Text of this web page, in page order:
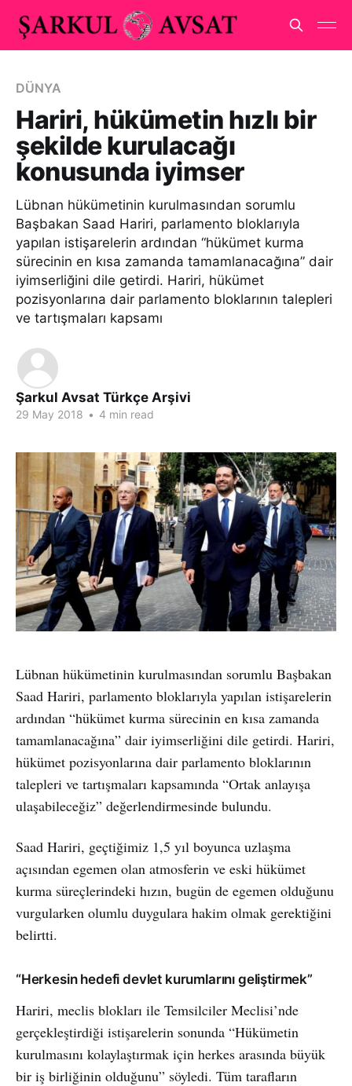
DÜNYA
Hariri, hükümetin hızlı bir
şekilde kurulacağı
konusunda iyimser
Lübnan hükümetinin kurulmasından sorumlu
Başbakan Saad Hariri, parlamento bloklarıyla
yapılan istişarelerin ardından “hükümet kurma
sürecinin en kısa zamanda tamamlanacağına” dair
iyimserliğini dile getirdi. Hariri, hükümet
pozisyonlarına dair parlamento bloklarının talepleri
ve tartışmaları kapsamı
Şarkul Avsat Türkçe Arşivi
29 May 2018 • 4 min read
Lübnan hükümetinin kurulmasından sorumlu Başbakan
Saad Hariri, parlamento bloklarıyla yapılan istişarelerin
ardından “hükümet kurma sürecinin en kısa zamanda
tamamlanacağına” dair iyimserliğini dile getirdi. Hariri,
hükümet pozisyonlarına dair parlamento bloklarının
talepleri ve tartışmaları kapsamında “Ortak anlayışa
ulaşabileceğiz” değerlendirmesinde bulundu.
Saad Hariri, geçtiğimiz 1,5 yıl boyunca uzlaşma
açısından egemen olan atmosferin ve eski hükümet
kurma süreçlerindeki hızın, bugün de egemen olduğunu
vurgularken olumlu duygulara hakim olmak gerektiğini
belirtti.
“Herkesin hedefi devlet kurumlarını geliştirmek”
Hariri, meclis blokları ile Temsilciler Meclisi’nde
gerçekleştirdiği istişarelerin sonunda “Hükümetin
kurulmasını kolaylaştırmak için herkes arasında büyük
bir iş birliğinin olduğunu” söyledi. Tüm tarafların